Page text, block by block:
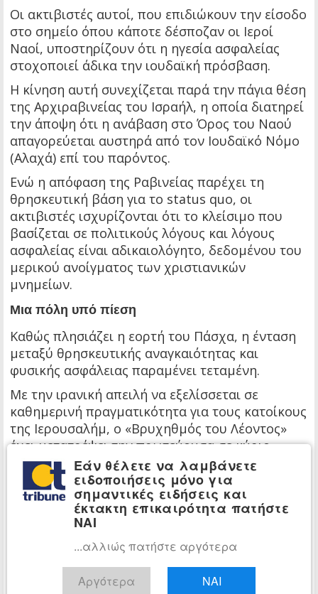
Οι ακτιβιστές αυτοί, που επιδιώκουν την είσοδο
στο σημείο όπου κάποτε δέσποζαν οι Ιεροί
Ναοί, υποστηρίζουν ότι η ηγεσία ασφαλείας
στοχοποιεί άδικα την ιουδαϊκή πρόσβαση.
Η κίνηση αυτή συνεχίζεται παρά την πάγια θέση
της Αρχιραβινείας του Ισραήλ, η οποία διατηρεί
την άποψη ότι η ανάβαση στο Όρος του Ναού
απαγορεύεται αυστηρά από τον Ιουδαϊκό Νόμο
(Αλαχά) επί του παρόντος.
Ενώ η απόφαση της Ραβινείας παρέχει τη
θρησκευτική βάση για το status quo, οι
ακτιβιστές ισχυρίζονται ότι το κλείσιμο που
βασίζεται σε πολιτικούς λόγους και λόγους
ασφαλείας είναι αδικαιολόγητο, δεδομένου του
μερικού ανοίγματος των χριστιανικών
μνημείων.
Μια πόλη υπό πίεση
Καθώς πλησιάζει η εορτή του Πάσχα, η ένταση
μεταξύ θρησκευτικής αναγκαιότητας και
φυσικής ασφάλειας παραμένει τεταμένη.
Με την ιρανική απειλή να εξελίσσεται σε
καθημερινή πραγματικότητα για τους κατοίκους
της Ιερουσαλήμ, ο «Βρυχηθμός του Λέοντος»
έχει μετατρέψει την πρωτεύουσα σε κύριο
μέτωπο, αφήνοντας κάθε γωνιά της πόλης, ιερή
ή κοσμική, εκτεθειμένη στο οπλοστάσιο της
Τεχεράνης.
Εάν θέλετε να λαμβάνετε
ειδοποιήσεις μόνο για
σημαντικές ειδήσεις και
έκτακτη επικαιρότητα πατήστε
ΝΑΙ
...αλλιώς πατήστε αργότερα
Αργότερα ΝΑΙ